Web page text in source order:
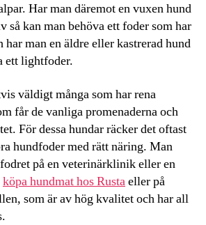
Har man däremot en vuxen hund
så kan man behöva ett foder som har
man en äldre eller kastrerad hund
ett lightfoder.
väldigt många som har rena
får de vanliga promenaderna och
För dessa hundar räcker det oftast
hundfoder med rätt näring. Man
på en veterinärklinik eller en
köpa hundmat hos Rustaeller på
som är av hög kvalitet och har all